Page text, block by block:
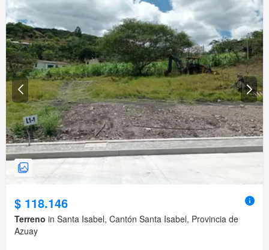
$ 118.146
Terreno in Santa Isabel, Cantón Santa Isabel, Provincia de
Azuay